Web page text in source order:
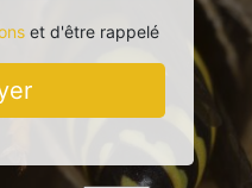
et d'être rappelé